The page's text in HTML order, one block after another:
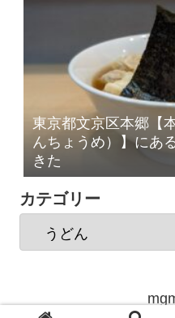
東京都文京区本郷【
んちょうめ）】にあ
きた
カテゴリー